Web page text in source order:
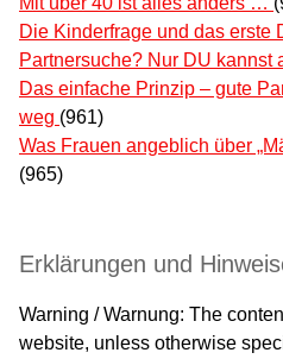
Die Kinderfrage und das erste
Partnersuche? Nur DU kannst
Das einfache Prinzip – gute
weg (961)
Was Frauen angeblich über
(965)
Erklärungen und
Warning / Warnung: The
website, unless otherwise